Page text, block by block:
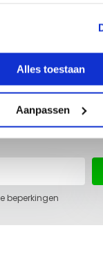
Alles toestaan
Aanpassen
het laatste nieuws
beperkingen